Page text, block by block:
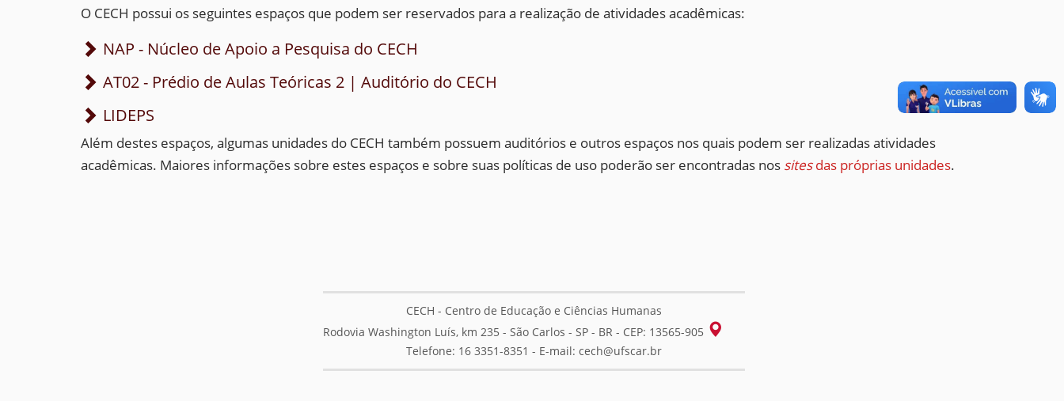
O CECH possui os seguintes espaços que podem ser reservados para a realização de atividades acadêmicas:
NAP - Núcleo de Apoio a Pesquisa do CECH
AT02 - Prédio de Aulas Teóricas 2 | Auditório do CECH
LIDEPS
Além destes espaços, algumas unidades do CECH também possuem auditórios e outros espaços nos quais podem ser realizadas atividades
acadêmicas. Maiores informações sobre estes espaços e sobre suas políticas de uso poderão ser encontradas nos sitesdas próprias unidades.
CECH - Centro de Educação e Ciências Humanas
Rodovia Washington Luís, km 235 - São Carlos - SP - BR - CEP: 13565-905
Telefone: 16 3351-8351 - E-mail: cech@ufscar.br